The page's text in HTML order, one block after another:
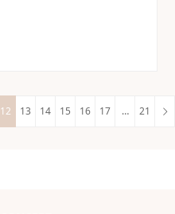
12 13 14 15 16 17 … 21